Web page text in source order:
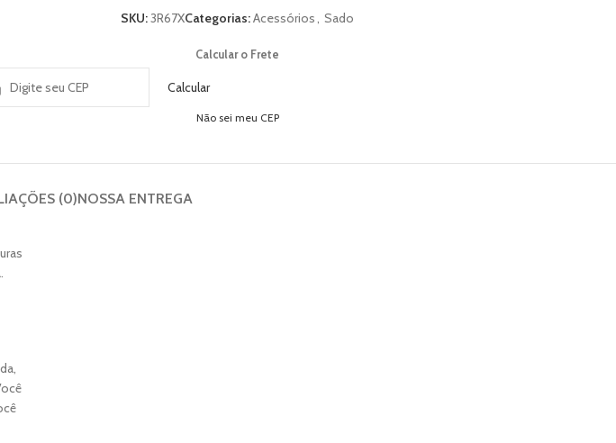
SKU:3R67XCategorias:Acessórios, Sado
Calcular o Frete
Calcular
Não sei meu CEP
(0)NOSSA ENTREGA